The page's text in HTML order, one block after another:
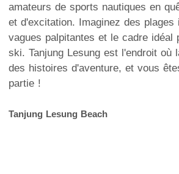
amateurs de sports nautiques en
et d'excitation. Imaginez des plages
vagues palpitantes et le cadre idéal
ski. Tanjung Lesung est l'endroit où
des histoires d'aventure, et vous
partie !
Tanjung Lesung Beach